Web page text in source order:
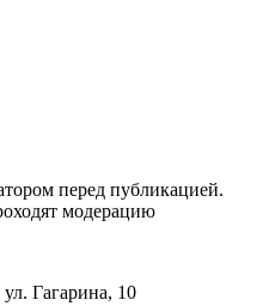
перед публикацией.
модерацию
Гагарина, 10